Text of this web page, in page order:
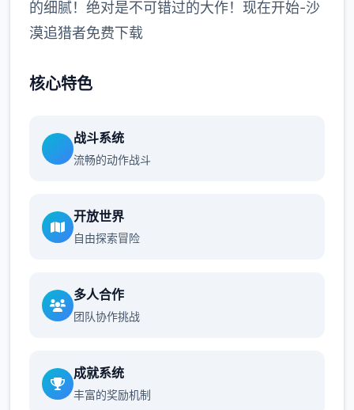
的细腻！绝对是不可错过的大作！现在开始-沙
漠追猎者免费下载
核心特色
战斗系统
流畅的动作战斗
开放世界
自由探索冒险
多人合作
团队协作挑战
成就系统
丰富的奖励机制